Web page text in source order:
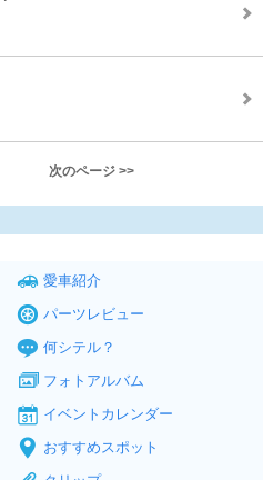
次のページ >>
愛車紹介
パーツレビュー
何シテル？
フォトアルバム
イベントカレンダー
おすすめスポット